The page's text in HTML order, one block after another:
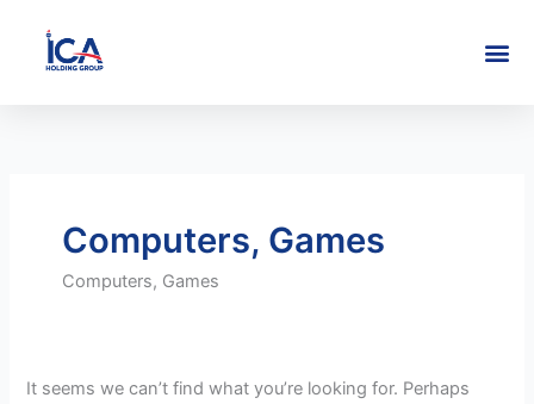
content
Computers, Games
Computers, Games
It seems we can’t find what you’re looking for. Perhaps
for: